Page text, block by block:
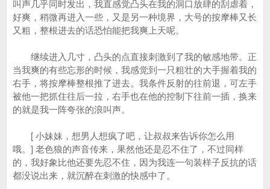
叫声几乎同时发出，我直感觉凸头在我的洞口放肆的刮虐着，
好爽，稍微再进入一些，又是另一种境界，大号的按摩棒又长
又粗，整根进去的话恐怕能把我爽上天呢。
继续进入几寸，凸头的点直接刺激到了我的敏感地带。正
当我爽的有些忘形的时候，我感觉到一只粗壮的大手握着我的
右手，将按摩棒整根推了进去。我条件反射的往前退，可左手
被他一把抓住往后一拉，右手也在他的控制下往前一插，换来
的就是我一阵夸张的浪叫声。
[ 小妹妹，想男人想疯了吧，让叔叔来告诉你怎么用
哦。] 老色狼的声音传来，果然他还是忍不住了，不过同样
的，我好象比他还要先忍不住，因为我连一句装样子反抗的话
都没说出来，就沉醉在刺激的快感中了。